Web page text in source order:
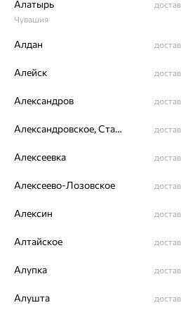
94 725 263 126
4 платежа по 23 681₽
Нужна помощь
Вес:7.52
Цвет металла:
Страна происхождения:
Алатырь
Чувашия
Алдан
Алейск
Александров
Александровское, Ставропольский край
Алексеевка
Алексеево-Лозовское
Алексин
Алтайское
Алупка
Алушта